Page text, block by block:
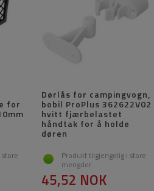
for
Dørlås for campingvogn,
bobil ProPlus 362622V02
hvitt fjærbelastet
håndtak for å holde
døren
Produkt tilgjengelig i store
mengder
45,52 NOK